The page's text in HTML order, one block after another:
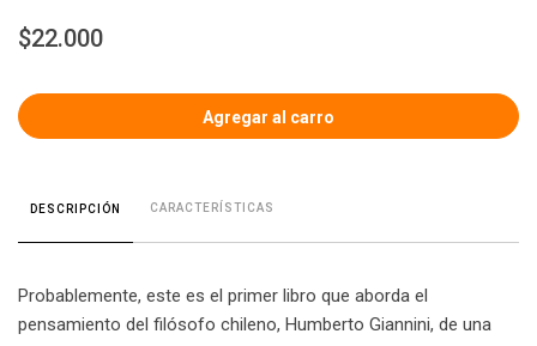
$22.000
DESCRIPCIÓN CARACTERÍSTICAS
Probablemente, este es el primer libro que aborda el
pensamiento del filósofo chileno, Humberto Giannini, de una